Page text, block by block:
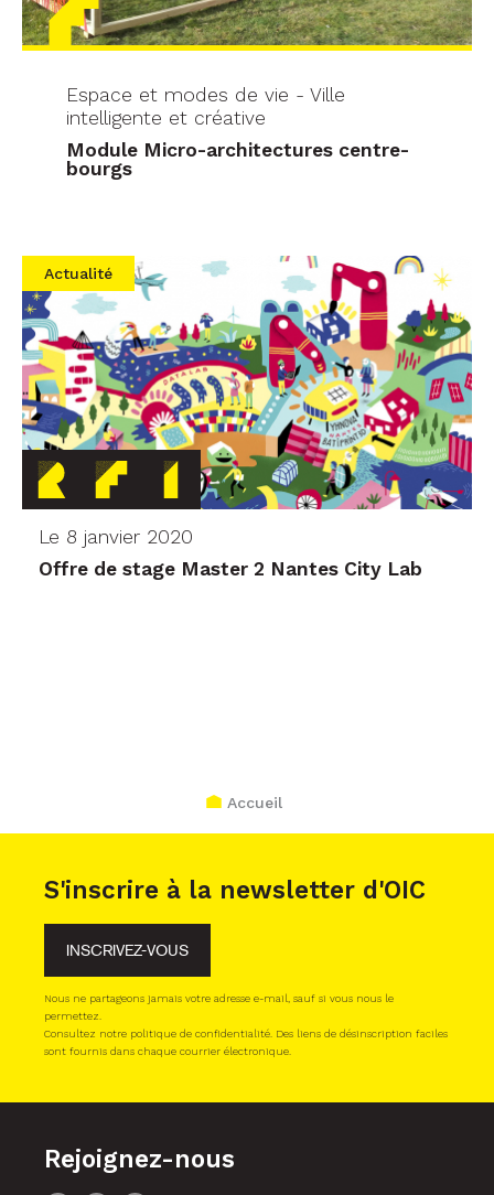
Espace et modes de vie - Ville
intelligente et créative
Module Micro-architectures centre-
bourgs
Actualité
Le 8 janvier 2020
Offre de stage Master 2 Nantes City Lab
Accueil
S'inscrire à la newsletter d'OIC
INSCRIVEZ-VOUS
Nous ne partageons jamais votre adresse e-mail, sauf si vous nous le
permettez.
Consultez notre politique de confidentialité. Des liens de désinscription faciles
sont fournis dans chaque courrier électronique.
Rejoignez-nous